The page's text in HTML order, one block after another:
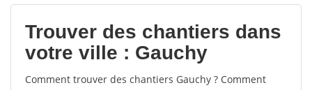
votes
Trouver des chantiers dans
votre ville : Gauchy
Comment trouver des chantiers Gauchy ? Comment